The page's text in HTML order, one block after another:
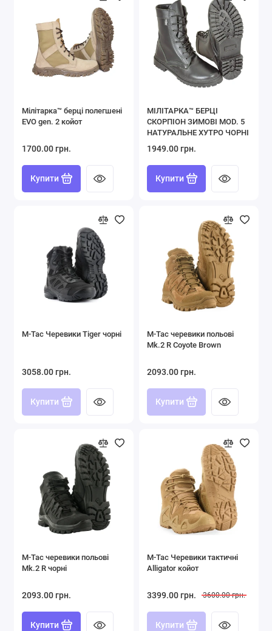
Мілітарка™ берці полегшені
EVO gen. 2 койот
1700.00 грн.
Купити
МІЛІТАРКА™ БЕРЦІ
СКОРПІОН ЗИМОВІ MOD. 5
НАТУРАЛЬНЕ ХУТРО ЧОРНІ
1949.00 грн.
Купити
M-Tac Черевики Tiger чорні
3058.00 грн.
Купити
M-Tac черевики польові
Mk.2 R Coyote Brown
2093.00 грн.
Купити
M-Tac черевики польові
Mk.2 R чорні
2093.00 грн.
Купити
M-Tac Черевики тактичні
Alligator койот
3399.00 грн. 3600.00 грн.
Купити